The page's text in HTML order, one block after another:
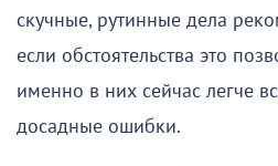
скучные, рутинные дела
если обстоятельства это
именно в них сейчас легче
досадные ошибки.